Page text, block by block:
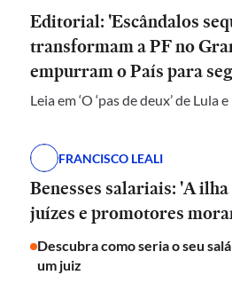
Editorial: 'Escândalos
transformam a PF no
empurram o País para
Leia em ‘O ‘pas de deux’ de Lula
FRANCISCO LEALI
Benesses salariais: 'A
juízes e promotores
Descubra como seria o seu
um juiz